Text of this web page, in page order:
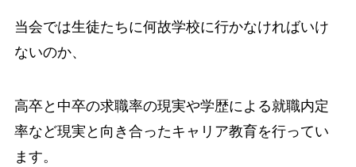
当会では生徒たちに何故学校に行かなければいけ
ないのか、
高卒と中卒の求職率の現実や学歴による就職内定
率など現実と向き合ったキャリア教育を行ってい
ます。